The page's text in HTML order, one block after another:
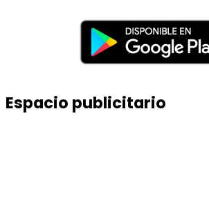
Espacio publicitario